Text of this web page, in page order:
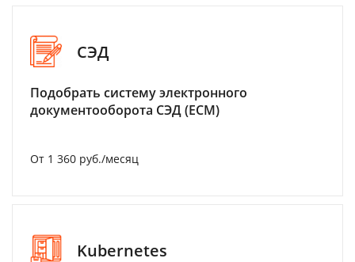
СЭД
Подобрать систему электронного
документооборота СЭД (ECM)
От 1 360 руб./месяц
Kubernetes